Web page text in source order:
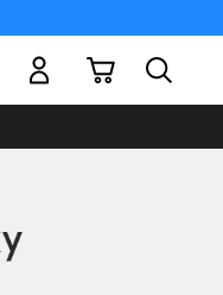
Mi carrito